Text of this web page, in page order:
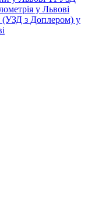
у Львові
(УЗД з Доплером) у